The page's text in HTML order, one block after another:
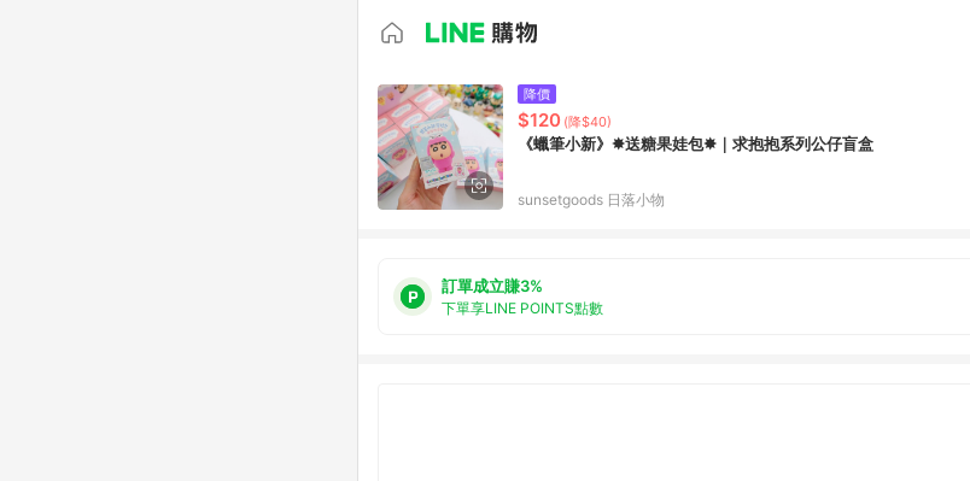
降價
$120 (降$40)
《蠟筆小新》✸送糖果娃包✸｜求抱抱系列公仔盲盒
sunsetgoods 日落小物
訂單成立賺3%
下單享LINE POINTS點數